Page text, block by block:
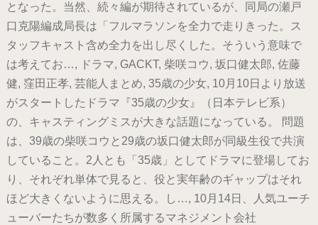
となった。当然、続々編が期待されているが、同局の瀬戸
口克陽編成局長は「フルマラソンを全力で走りきった。ス
タッフキャスト含め全力を出し尽くした。そういう意味で
は考えてお…, ドラマ, GACKT, 柴咲コウ, 坂口健太郎, 佐藤
健, 窪田正孝, 芸能人まとめ, 35歳の少女, 10月10日より放送
がスタートしたドラマ『35歳の少女』（日本テレビ系）
の、キャスティングミスが大きな話題になっている。 問題
は、39歳の柴咲コウと29歳の坂口健太郎が同級生役で共演
していること。2人とも「35歳」としてドラマに登場してお
り、それぞれ単体で見ると、役と実年齢のギャップはそれ
ほど大きくないように思える。し…, 10月14日、人気ユーチ
ューバーたちが数多く所属するマネジメント会社